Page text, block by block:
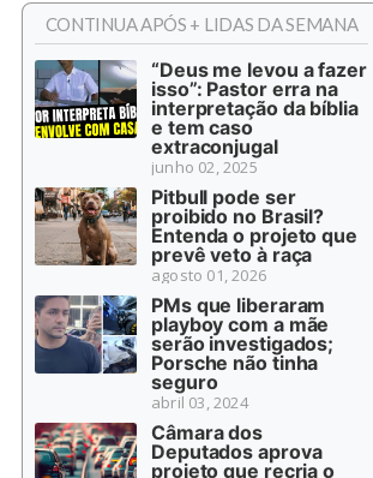
CONTINUA APÓS + LIDAS DA SEMANA
“Deus me levou a fazer
isso”: Pastor erra na
interpretação da bíblia
e tem caso
extraconjugal
junho 02, 2025
Pitbull pode ser
proibido no Brasil?
Entenda o projeto que
prevê veto à raça
agosto 01, 2026
PMs que liberaram
playboy com a mãe
serão investigados;
Porsche não tinha
seguro
abril 03, 2024
Câmara dos
Deputados aprova
projeto que recria o